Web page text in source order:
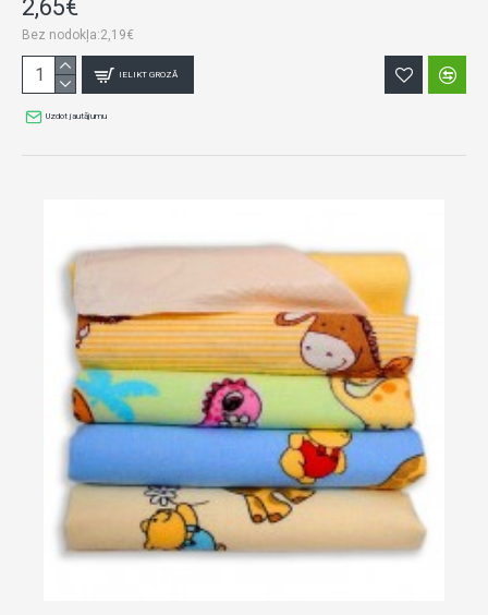
2,65€
Bez nodokļa:2,19€
IELIKT GROZĀ
Uzdot jautājumu